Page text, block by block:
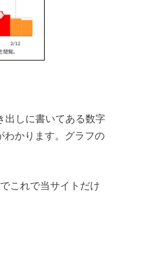
出しに書いてある数字
わかります。グラフの
これで当サイトだけ